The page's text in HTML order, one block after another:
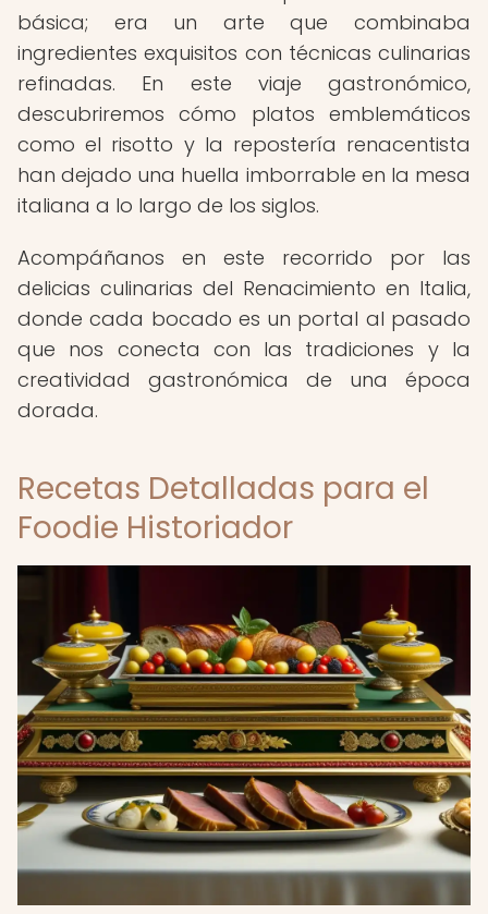
básica; era un arte que combinaba
ingredientes exquisitos con técnicas culinarias
refinadas. En este viaje gastronómico,
descubriremos cómo platos emblemáticos
como el risotto y la repostería renacentista
han dejado una huella imborrable en la mesa
italiana a lo largo de los siglos.
Acompáñanos en este recorrido por las
delicias culinarias del Renacimiento en Italia,
donde cada bocado es un portal al pasado
que nos conecta con las tradiciones y la
creatividad gastronómica de una época
dorada.
Recetas Detalladas para el
Foodie Historiador